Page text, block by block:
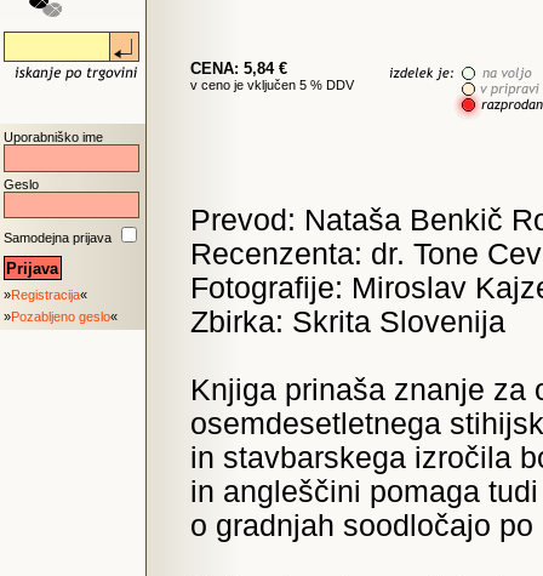
Uporabniško ime
Geslo
Samodejna prijava
»Registracija«
»Pozabljeno geslo«
CENA: 5,84 €
v ceno je vključen 5 % DDV
Prevod: Nataša Benkič
Recenzenta: dr. Tone
Fotografije: Miroslav
Zbirka: Skrita Slovenija
Knjiga prinaša znanje za
osemdesetletnega
in stavbarskega izročila
in angleščini pomaga
o gradnjah soodločajo